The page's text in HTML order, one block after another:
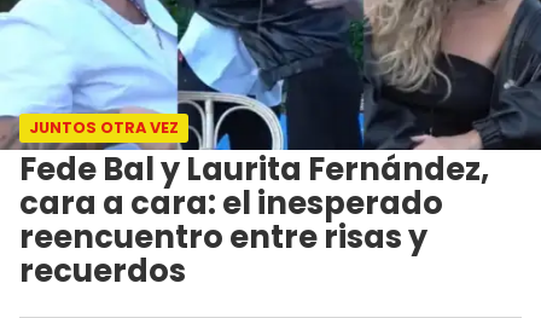
JUNTOS OTRA VEZ
Fede Bal y Laurita Fernández,
cara a cara: el inesperado
reencuentro entre risas y
recuerdos